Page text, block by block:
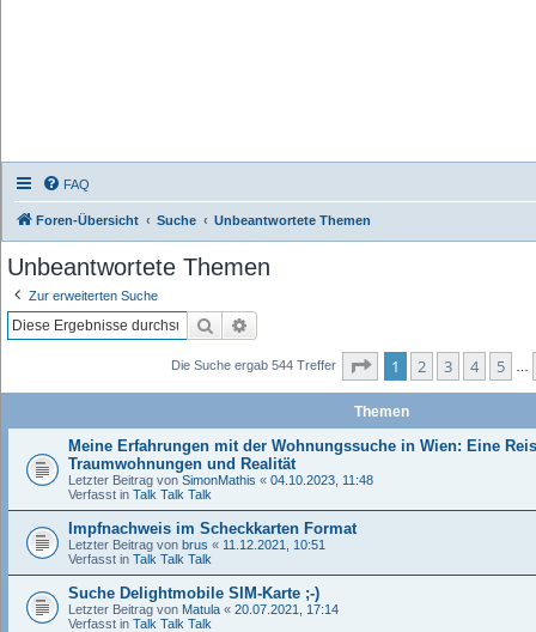
FAQ
Foren-Übersicht Suche Unbeantwortete Themen
Unbeantwortete Themen
Zur erweiterten Suche
Suche
Die Suche ergab 544 Treffer Seite von
1 2 3 4 5
Themen
Meine Erfahrungen mit der Wohnungssuche in Wien: Eine
Traumwohnungen und Realität
Letzter Beitrag von SimonMathis « 04.10.2023, 11:48
Verfasst in Talk Talk Talk
Impfnachweis im Scheckkarten Format
Letzter Beitrag von brus « 11.12.2021, 10:51
Verfasst in Talk Talk Talk
Suche Delightmobile SIM-Karte ;-)
Letzter Beitrag von Matula « 20.07.2021, 17:14
Verfasst in Talk Talk Talk